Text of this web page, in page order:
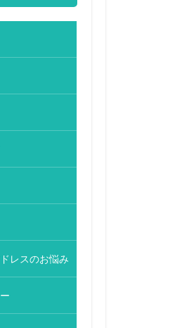
レスのお悩み